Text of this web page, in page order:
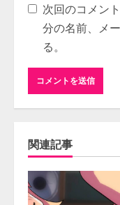
次回のコメン
分の名前、メ
る。
関連記事